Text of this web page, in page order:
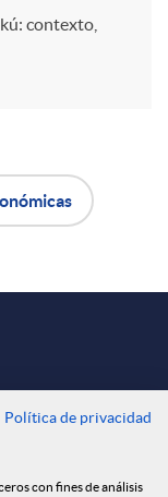
contexto,
Blog
Política de privacidad
con fines de análisis